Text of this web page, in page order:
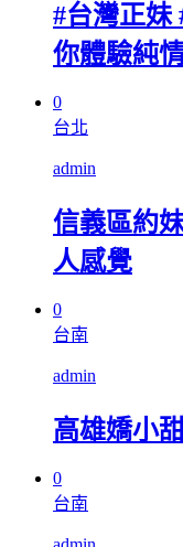
#台灣正妹
你體驗純
0
台北
admin
信義區約
人感覺
0
台南
admin
高雄嬌小
0
台南